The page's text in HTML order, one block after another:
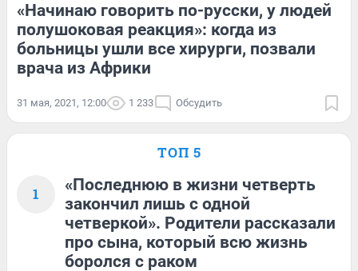
«Начинаю говорить по-русски, у людей
полушоковая реакция»: когда из
больницы ушли все хирурги, позвали
врача из Африки
31 мая, 2021, 12:00 1 233 Обсудить
ТОП 5
1
«Последнюю в жизни четверть
закончил лишь с одной
четверкой». Родители рассказали
про сына, который всю жизнь
боролся с раком